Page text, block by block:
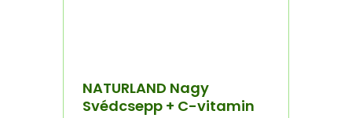
NATURLAND Nagy
Svédcsepp + C-vitamin